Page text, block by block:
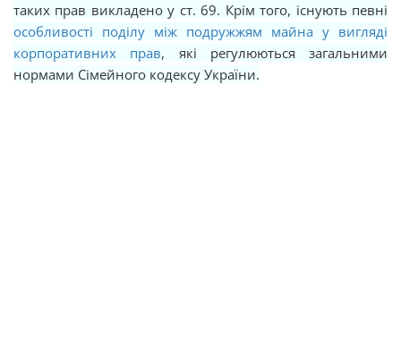
таких прав викладено у ст. 69. Крім того, існують певні
особливості поділу між подружжям майна у вигляді
корпоративних прав, які регулюються загальними
нормами Сімейного кодексу України.